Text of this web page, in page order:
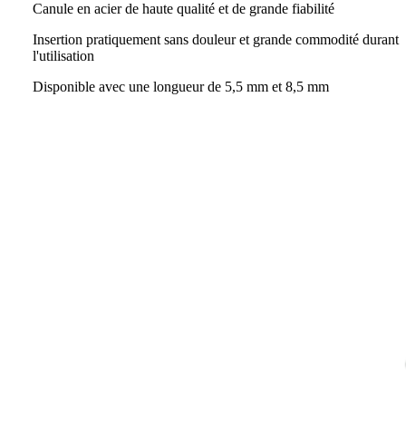
Canule en acier de haute qualité et de grande fiabilité
Insertion pratiquement sans douleur et grande commodité durant
l'utilisation
Disponible avec une longueur de 5,5 mm et 8,5 mm